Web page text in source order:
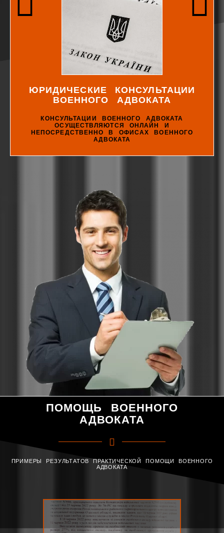
ЮРИДИЧЕСКИЕ КОНСУЛЬТАЦИИ
ВОЕННОГО АДВОКАТА
КОНСУЛЬТАЦИИ ВОЕННОГО АДВОКАТА
ОСУЩЕСТВЛЯЮТСЯ ОНЛАЙН И
НЕПОСРЕДСТВЕННО В ОФИСАХ ВОЕННОГО
АДВОКАТА
ПОМОЩЬ ВОЕННОГО
АДВОКАТА
ПРИМЕРЫ РЕЗУЛЬТАТОВ ПРАКТИЧЕСКОЙ ПОМОЩИ ВОЕННОГО
АДВОКАТА